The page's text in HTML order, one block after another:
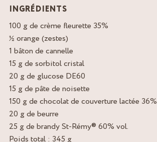
INGRÉDIENTS
100 g de crème fleurette 35%
½ orange (zestes)
1 bâton de cannelle
15 g de sorbitol cristal
20 g de glucose DE60
15 g de pâte de noisette
150 g de chocolat de couverture lactée 36%
20 g de beurre
25 g de brandy St-Rémy® 60% vol.
Poids total : 345 g